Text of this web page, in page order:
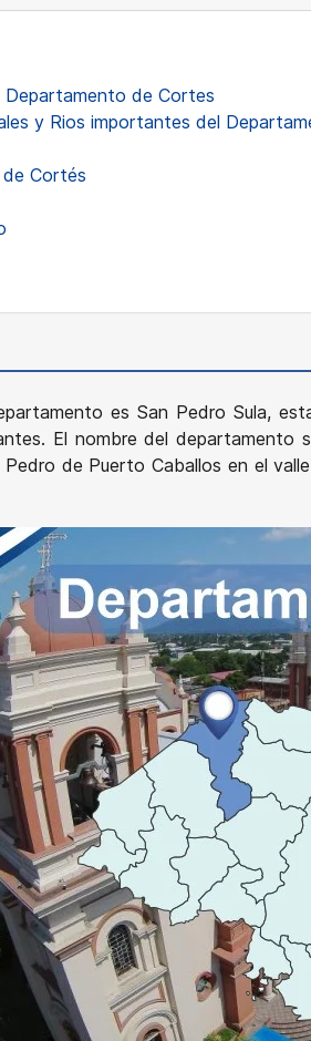
de Cortes
y Rios importantes del
Cortés
es San Pedro Sula,
El nombre del departamento
de Puerto Caballos en el